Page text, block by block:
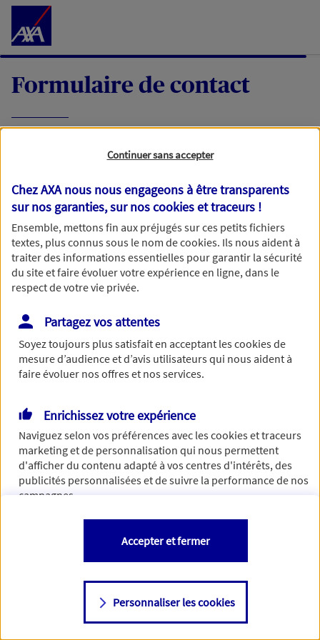
Accéder au Contenu
Formulaire de contact
demande, nous vous répondrons dans les
meilleurs délais par mail ou par téléphone.
Votre message :
Vous disposez de droits sur les informations vous concernant. Pour
plus d’informations,cliquez ici.
Continuer sans accepter
Chez AXA nous nous engageons à être transparents
sur nos garanties, sur noscookies et traceurs !
Ensemble, mettons fin aux préjugés sur ces petits fichiers
textes, plus connus sous le nom decookies. Ils nous aident à
traiter des informations essentielles pour garantir la sécurité
du site et faire évoluer votre expérience en ligne, dans le
respect de votre vie privée.
Partagez vos attentes
Soyez toujours plus satisfait en acceptant lescookiesde
mesure d’audience et d’avis utilisateurs qui nous aident à
faire évoluer nos offres et nos services.
Enrichissez votre expérience
Naviguez selon vos préférences avec lescookies et traceurs
marketing et de personnalisation qui nous permettent
d'afficher du contenu adapté à vos centres d'intérêts, des
publicités personnalisées et de suivre la performance de nos
campagnes.
Vous êtes libre de les accepter, de les refuser comme de
changer d'avis à tout moment en allant sur
Consulter notre politique decookies
Personnaliser les cookies
Accepter et fermer